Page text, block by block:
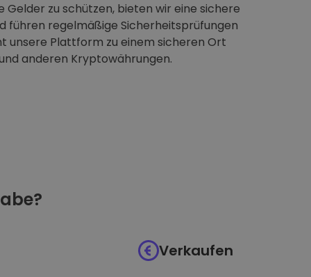
Gelder zu schützen, bieten wir eine sichere
führen regelmäßige Sicherheitsprüfungen
unsere Plattform zu einem sicheren Ort
anderen Kryptowährungen.
Verkaufen